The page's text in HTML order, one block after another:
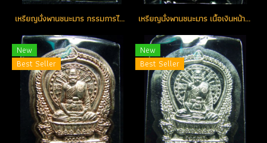
เหรียญนั่งพานชนะมาร กรรมการไม่ตัดปีก เนื้ออัลปาก้า No.9 (โทรถาม) เหรียญนั่งพานชนะมาร เนื้อเงินหน้ากากทองคำ No.82 (โทรถาม)
New
Best Seller
New
Best Seller